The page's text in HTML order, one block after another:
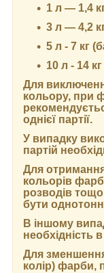
1 л — 1,4
3 л — 4,2
5 л - 7 кг
10 л - 14
Для
кольору, при
однієї партії.
У випадку
партій
Для
кольорів
розводів
бути
В іншому
необхідність
Для
колір) фарби,